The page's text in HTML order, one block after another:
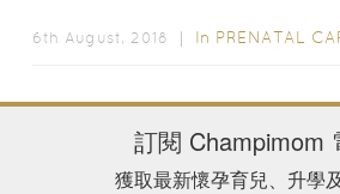
娠紋...
6th August, 2018 ｜ In PRENATAL
訂閱 Champimom
獲取最新懷孕育兒、升學